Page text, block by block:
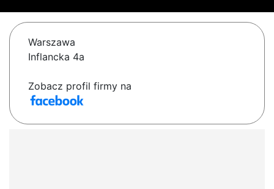
Warszawa
Inflancka 4a
Zobacz profil firmy na